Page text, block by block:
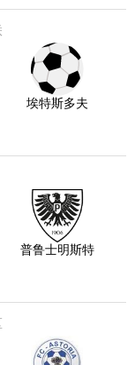
埃特斯多夫
普鲁士明斯特